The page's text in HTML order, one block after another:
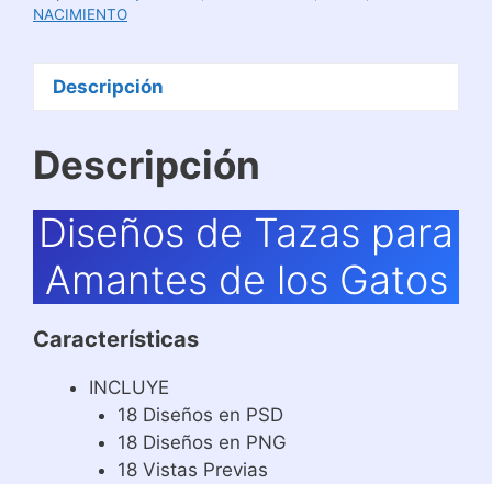
NACIMIENTO
Descripción
Descripción
Diseños de Tazas para
Amantes de los Gatos
Características
INCLUYE
18 Diseños en PSD
18 Diseños en PNG
18 Vistas Previas